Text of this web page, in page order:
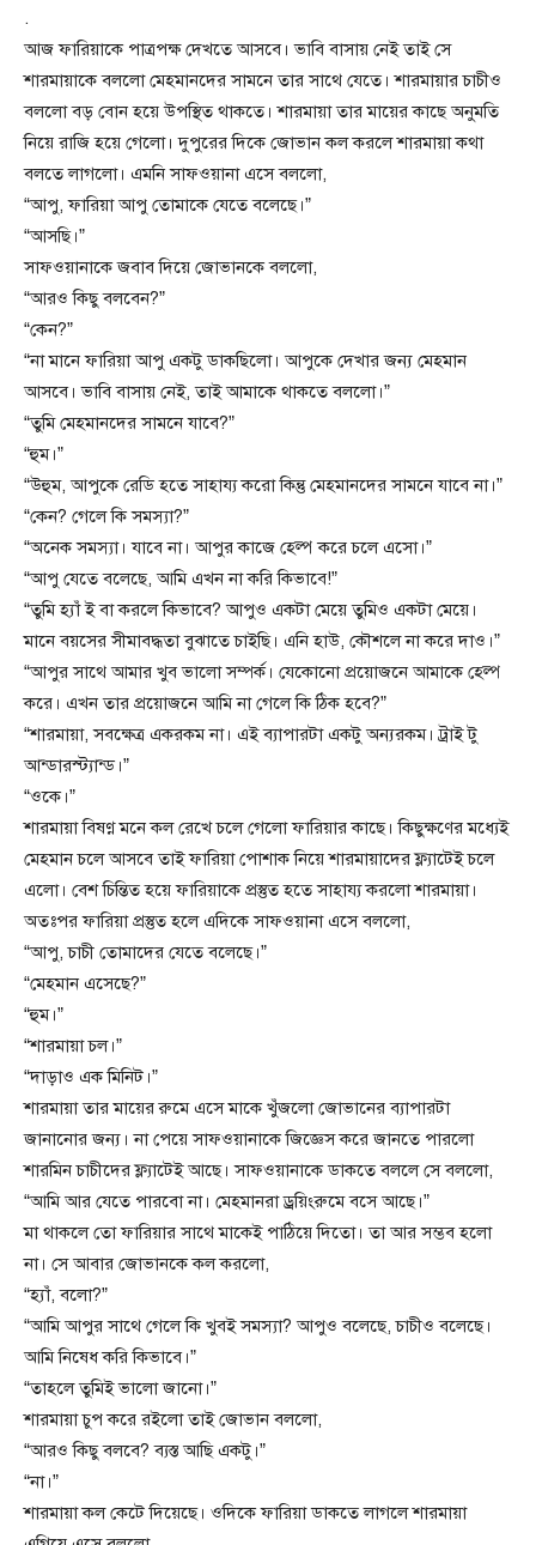
.
আজ ফারিয়াকে পাত্রপক্ষ দেখতে আসবে। ভাবি বাসায় নেই তাই সে
শারমায়াকে বললো মেহমানদের সামনে তার সাথে যেতে। শারমায়ার চাচীও
বললো বড় বোন হয়ে উপস্থিত থাকতে। শারমায়া তার মায়ের কাছে অনুমতি
নিয়ে রাজি হয়ে গেলো। দুপুরের দিকে জোভান কল করলে শারমায়া কথা
বলতে লাগলো। এমনি সাফওয়ানা এসে বললো,
“আপু, ফারিয়া আপু তোমাকে যেতে বলেছে।”
“আসছি।”
সাফওয়ানাকে জবাব দিয়ে জোভানকে বললো,
“আরও কিছু বলবেন?”
“কেন?”
“না মানে ফারিয়া আপু একটু ডাকছিলো। আপুকে দেখার জন্য মেহমান
আসবে। ভাবি বাসায় নেই, তাই আমাকে থাকতে বললো।”
“তুমি মেহমানদের সামনে যাবে?”
“হুম।”
“উহুম, আপুকে রেডি হতে সাহায্য করো কিন্তু মেহমানদের সামনে যাবে না।”
“কেন? গেলে কি সমস্যা?”
“অনেক সমস্যা। যাবে না। আপুর কাজে হেল্প করে চলে এসো।”
“আপু যেতে বলেছে, আমি এখন না করি কিভাবে!”
“তুমি হ্যাঁ ই বা করলে কিভাবে? আপুও একটা মেয়ে তুমিও একটা মেয়ে।
মানে বয়সের সীমাবদ্ধতা বুঝাতে চাইছি। এনি হাউ, কৌশলে না করে দাও।”
“আপুর সাথে আমার খুব ভালো সম্পর্ক। যেকোনো প্রয়োজনে আমাকে হেল্প
করে। এখন তার প্রয়োজনে আমি না গেলে কি ঠিক হবে?”
“শারমায়া, সবক্ষেত্র একরকম না। এই ব্যাপারটা একটু অন্যরকম। ট্রাই টু
আন্ডারস্ট্যান্ড।”
“ওকে।”
শারমায়া বিষণ্ণ মনে কল রেখে চলে গেলো ফারিয়ার কাছে। কিছুক্ষণের মধ্যেই
মেহমান চলে আসবে তাই ফারিয়া পোশাক নিয়ে শারমায়াদের ফ্ল্যাটেই চলে
এলো। বেশ চিন্তিত হয়ে ফারিয়াকে প্রস্তুত হতে সাহায্য করলো শারমায়া।
অতঃপর ফারিয়া প্রস্তুত হলে এদিকে সাফওয়ানা এসে বললো,
“আপু, চাচী তোমাদের যেতে বলেছে।”
“মেহমান এসেছে?”
“হুম।”
“শারমায়া চল।”
“দাড়াও এক মিনিট।”
শারমায়া তার মায়ের রুমে এসে মাকে খুঁজলো জোভানের ব্যাপারটা
জানানোর জন্য। না পেয়ে সাফওয়ানাকে জিজ্ঞেস করে জানতে পারলো
শারমিন চাচীদের ফ্ল্যাটেই আছে। সাফওয়ানাকে ডাকতে বললে সে বললো,
“আমি আর যেতে পারবো না। মেহমানরা ড্রয়িংরুমে বসে আছে।”
মা থাকলে তো ফারিয়ার সাথে মাকেই পাঠিয়ে দিতো। তা আর সম্ভব হলো
না। সে আবার জোভানকে কল করলো,
“হ্যাঁ, বলো?”
“আমি আপুর সাথে গেলে কি খুবই সমস্যা? আপুও বলেছে, চাচীও বলেছে।
আমি নিষেধ করি কিভাবে।”
“তাহলে তুমিই ভালো জানো।”
শারমায়া চুপ করে রইলো তাই জোভান বললো,
“আরও কিছু বলবে? ব্যস্ত আছি একটু।”
“না।”
শারমায়া কল কেটে দিয়েছে। ওদিকে ফারিয়া ডাকতে লাগলে শারমায়া